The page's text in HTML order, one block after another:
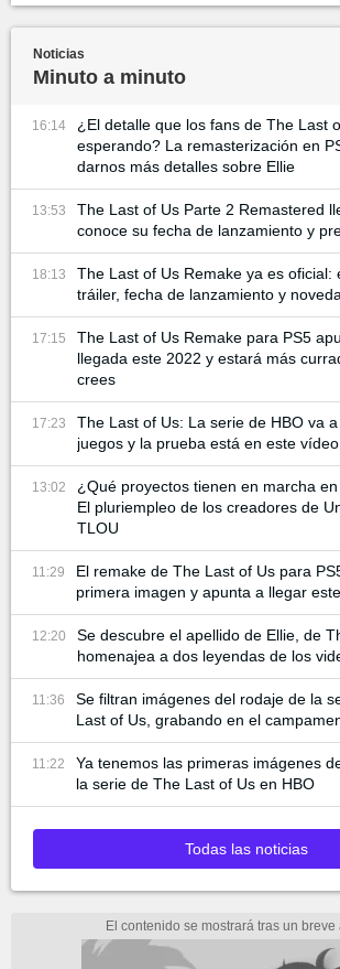
Noticias
Minuto a minuto
16:14
¿El detalle que los fans de The Last
esperando? La remasterización en
darnos más detalles sobre Ellie
13:53
The Last of Us Parte 2 Remastered
conoce su fecha de lanzamiento y
18:13
The Last of Us Remake ya es oficial:
tráiler, fecha de lanzamiento y
17:15
The Last of Us Remake para PS5
llegada este 2022 y estará más
crees
17:23
The Last of Us: La serie de HBO va
juegos y la prueba está en este
13:02
¿Qué proyectos tienen en marcha
El pluriempleo de los creadores de
TLOU
11:29
El remake de The Last of Us para
primera imagen y apunta a llegar
12:20
Se descubre el apellido de Ellie, de
homenajea a dos leyendas de los
11:36
Se filtran imágenes del rodaje de la
Last of Us, grabando en el
11:22
Ya tenemos las primeras imágenes
la serie de The Last of Us en HBO
Todas las noticias